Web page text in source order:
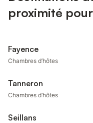
proximité
Fayence
Chambres d’hôtes
Tanneron
Chambres d’hôtes
Seillans